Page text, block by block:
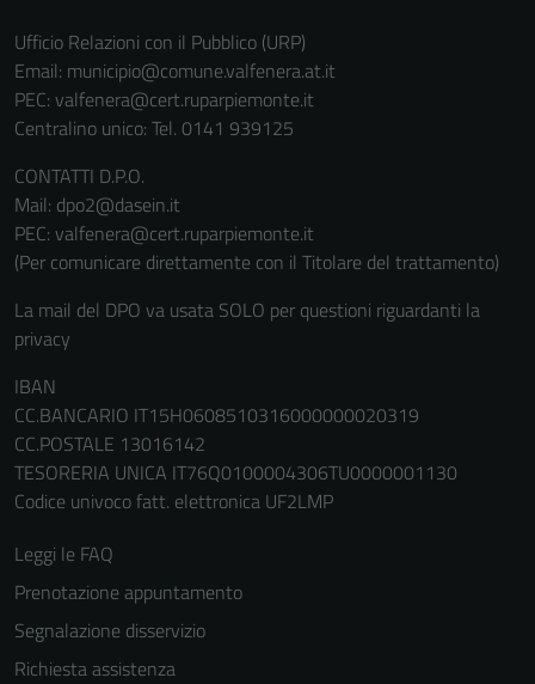
Ufficio Relazioni con il Pubblico (URP)
Email: municipio@comune.valfenera.at.it
PEC: valfenera@cert.ruparpiemonte.it
Centralino unico: Tel. 0141 939125
CONTATTI D.P.O.
Mail: dpo2@dasein.it
PEC: valfenera@cert.ruparpiemonte.it
(Per comunicare direttamente con il Titolare del trattamento)
La mail del DPO va usata SOLO per questioni riguardanti la
privacy
IBAN
CC.BANCARIO IT15H0608510316000000020319
CC.POSTALE 13016142
TESORERIA UNICA IT76Q0100004306TU0000001130
Codice univoco fatt. elettronica UF2LMP
Leggi le FAQ
Prenotazione appuntamento
Segnalazione disservizio
Richiesta assistenza